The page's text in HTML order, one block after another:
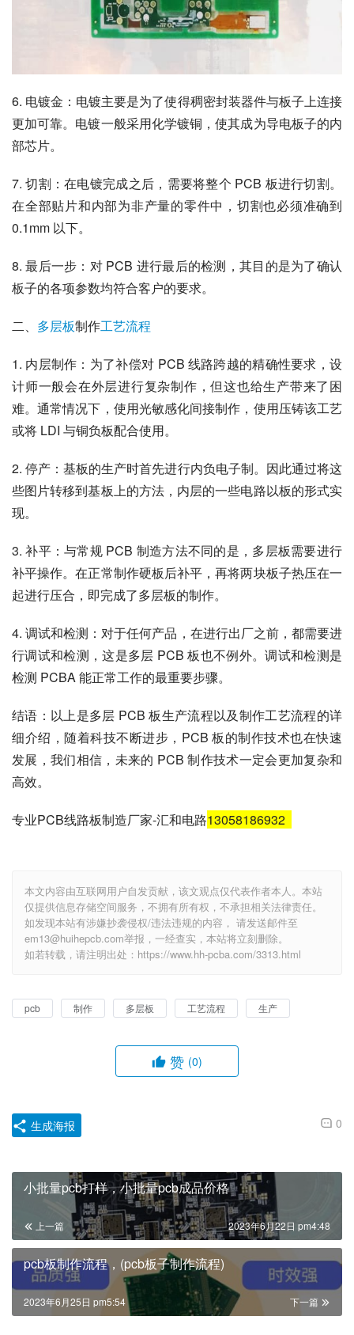
6. 电镀金：电镀主要是为了使得稠密封装器件与板子上连接
更加可靠。电镀一般采用化学镀铜，使其成为导电板子的内
部芯片。
7. 切割：在电镀完成之后，需要将整个 PCB 板进行切割。
在全部贴片和内部为非产量的零件中，切割也必须准确到
0.1mm 以下。
8. 最后一步：对 PCB 进行最后的检测，其目的是为了确认
板子的各项参数均符合客户的要求。
二、 多层板制作工艺流程
1. 内层制作：为了补偿对 PCB 线路跨越的精确性要求，设
计师一般会在外层进行复杂制作，但这也给生产带来了困
难。通常情况下，使用光敏感化间接制作，使用压铸该工艺
或将 LDI 与铜负板配合使用。
2. 停产：基板的生产时首先进行内负电子制。因此通过将这
些图片转移到基板上的方法，内层的一些电路以板的形式实
现。
3. 补平：与常规 PCB 制造方法不同的是，多层板需要进行
补平操作。在正常制作硬板后补平，再将两块板子热压在一
起进行压合，即完成了多层板的制作。
4. 调试和检测：对于任何产品，在进行出厂之前，都需要进
行调试和检测，这是多层 PCB 板也不例外。调试和检测是
检测 PCBA 能正常工作的最重要步骤。
结语：以上是多层 PCB 板生产流程以及制作工艺流程的详
细介绍，随着科技不断进步，PCB 板的制作技术也在快速
发展，我们相信，未来的 PCB 制作技术一定会更加复杂和
高效。
专业PCB线路板制造厂家-汇和电路13058186932
本文内容由互联网用户自发贡献，该文观点仅代表作者本人。本站
仅提供信息存储空间服务，不拥有所有权，不承担相关法律责任。
如发现本站有涉嫌抄袭侵权/违法违规的内容， 请发送邮件至
em13@huihepcb.com举报，一经查实，本站将立刻删除。
如若转载，请注明出处：https://www.hh-pcba.com/3313.html
pcb 制作 多层板 工艺流程 生产
赞 (0)
0
生成海报
小批量pcb打样，小批量pcb成品价格
上一篇 2023年6月22日 pm4:48
pcb板制作流程，(pcb板子制作流程)
下一篇
2023年6月25日 pm5:54